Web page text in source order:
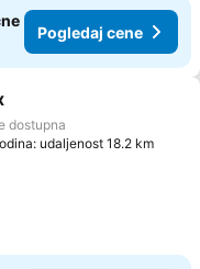
Pogledaj cene
favorite
dostupna
udaljenost 18.2 km